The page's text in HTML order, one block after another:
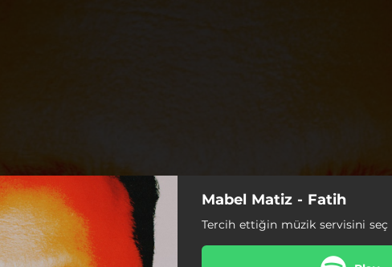
Aşkım Gülüm
Aşkım Gülüm
Mabel Matiz - Fatih
Tercih ettiğin müzik servisini seç